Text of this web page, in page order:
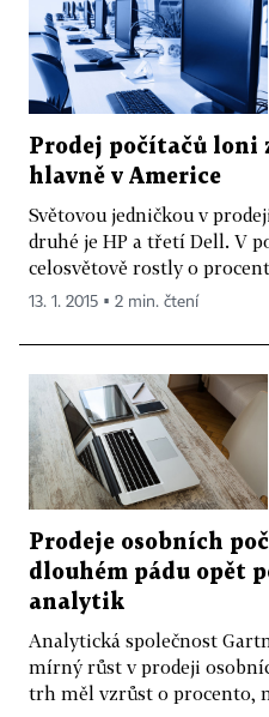
Prodej počítačů loni
hlavně v Americe
Světovou jedničkou v
druhé je HP a třetí Dell. V
celosvětově rostly o
13. 1. 2015 ▪ 2 min. čtení
Prodeje osobních
dlouhém pádu opět
analytik
Analytická společnost
mírný růst v prodeji
trh měl vzrůst o procento,